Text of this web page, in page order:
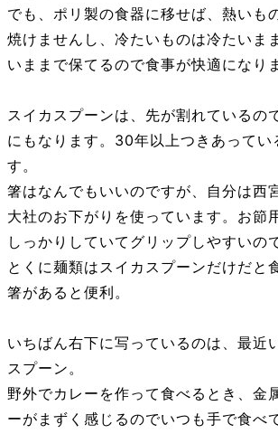
でも、ポリ製の食器に移せば、熱いも
焼けませんし、冷たいものは冷たいま
いままで保てるので食事が快適になり
スイカスプーンは、先が割れているの
にもなります。30年以上つきあってい
す。
箸はなんでもいいのですが、自分は西
大社のお下がりを使っています。お節
しっかりしていてグリップしやすいの
とくに麺類はスイカスプーンだけだと
箸があると便利。
いちばん右下に写っているのは、最近
スプーン。
野外でカレーを作って食べるとき、金
ーがまずく感じるのでいつも手で食べ